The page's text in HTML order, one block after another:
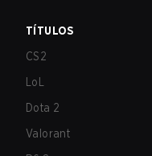
TÍTULOS
CS2
LoL
Dota 2
Valorant